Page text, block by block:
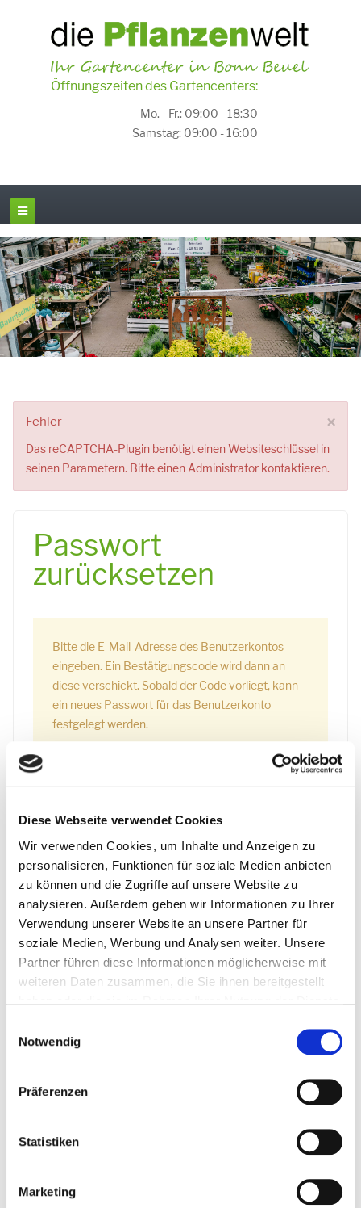
Diese Webseite verwendet Cookies
Wir verwenden Cookies, um Inhalte und Anzeigen zu
personalisieren, Funktionen für soziale Medien anbieten
zu können und die Zugriffe auf unsere Website zu
analysieren. Außerdem geben wir Informationen zu Ihrer
Verwendung unserer Website an unsere Partner für
soziale Medien, Werbung und Analysen weiter. Unsere
Partner führen diese Informationen möglicherweise mit
weiteren Daten zusammen, die Sie ihnen bereitgestellt
Notwendig
Präferenzen
Statistiken
Marketing
Öffnungszeiten des Gartencenters:
Mo. - Fr.: 09:00 - 18:30
Samstag: 09:00 - 16:00
×
Fehler
Das reCAPTCHA-Plugin benötigt einen Websiteschlüssel in
seinen Parametern. Bitte einen Administrator kontaktieren.
Passwort
zurücksetzen
Bitte die E-Mail-Adresse des Benutzerkontos
eingeben. Ein Bestätigungscode wird dann an
diese verschickt. Sobald der Code vorliegt, kann
ein neues Passwort für das Benutzerkonto
festgelegt werden.
E-Mail-Adresse
(optional)
SENDEN
Anfahrt Gartencenter